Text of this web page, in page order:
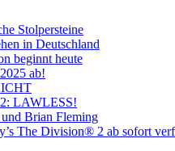
Stolpersteine
in Deutschland
beginnt heute
ab!
2: LAWLESS!
Brian Fleming
The Division® 2 ab sofort